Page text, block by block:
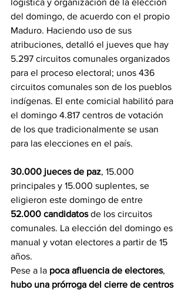
del domingo, de acuerdo con el propio
Maduro. Haciendo uso de sus
atribuciones, detalló el jueves que hay
5.297 circuitos comunales organizados
para el proceso electoral; unos 436
circuitos comunales son de los pueblos
indígenas. El ente comicial habilitó para
el domingo 4.817 centros de votación
de los que tradicionalmente se usan
para las elecciones en el país.
30.000 jueces de paz, 15.000
principales y 15.000 suplentes, se
eligieron este domingo de entre
52.000 candidatos de los circuitos
comunales. La elección del domingo es
manual y votan electores a partir de 15
años.
Pese a la poca afluencia de electores,
hubo una prórroga del cierre de centros